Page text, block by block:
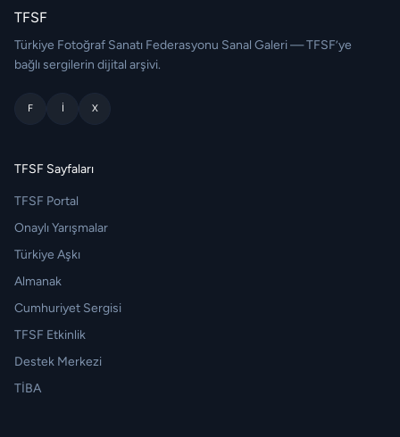
TFSF
Türkiye Fotoğraf Sanatı Federasyonu Sanal Galeri — TFSF’ye
bağlı sergilerin dijital arşivi.
F I X
TFSF Sayfaları
TFSF Portal
Onaylı Yarışmalar
Türkiye Aşkı
Almanak
Cumhuriyet Sergisi
TFSF Etkinlik
Destek Merkezi
TİBA